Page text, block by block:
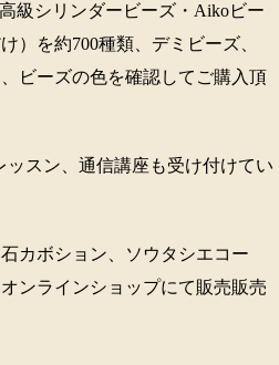
級シリンダービーズ・Aikoビー
）を約700種類、デミビーズ、
ビーズの色を確認してご購入頂
ッスン、通信講座も受け付けてい
カボション、ソウタシエコー
ンラインショップにて販売販売